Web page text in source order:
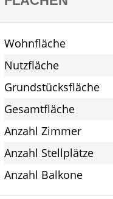
Wohnfläche
Nutzfläche
Grundstücksfläche
Gesamtfläche
Anzahl Zimmer
Anzahl Stellplätze
Anzahl Balkone